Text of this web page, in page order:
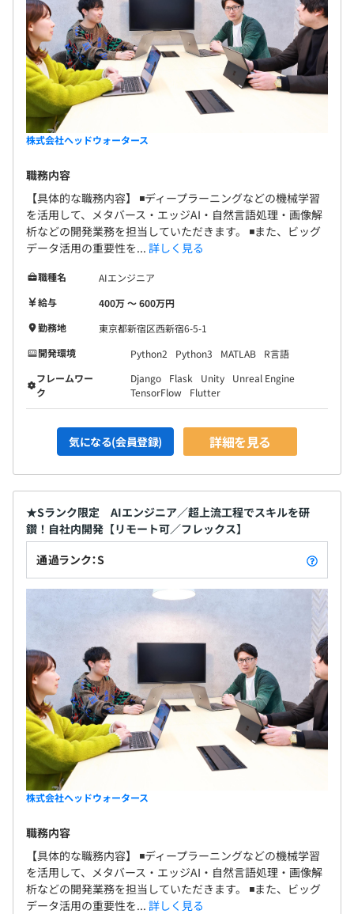
株式会社ヘッドウォータース
職務内容
【具体的な職務内容】 ◾️ディープラーニングなどの機械学習
を活用して、メタバース・エッジAI・自然言語処理・画像解
析などの開発業務を担当していただきます。 ◾️また、ビッグ
データ活用の重要性を... 詳しく見る
職種名
AIエンジニア
給与
400万 〜 600万円
勤務地
東京都新宿区西新宿6-5-1
開発環境
Python2 Python3 MATLAB
R言語
フレームワー
ク
Django Flask Unity
Unreal Engine
TensorFlow
Flutter
気になる(会員登録) 詳細を見る
★Sランク限定 AIエンジニア／超上流工程でスキルを研
鑽！自社内開発【リモート可／フレックス】
通過ランク：S
株式会社ヘッドウォータース
職務内容
【具体的な職務内容】 ◾️ディープラーニングなどの機械学習
を活用して、メタバース・エッジAI・自然言語処理・画像解
析などの開発業務を担当していただきます。 ◾️また、ビッグ
データ活用の重要性を... 詳しく見る